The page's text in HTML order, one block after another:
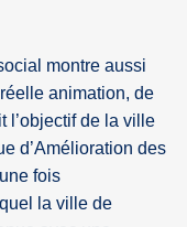
montre aussi
animation, de
l’objectif de la ville
d’Amélioration des
fois
la ville de